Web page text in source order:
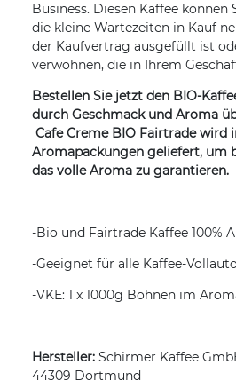
Business. Diesen Kaffee können
die kleine Wartezeiten in Kauf
der Kaufvertrag ausgefüllt ist
verwöhnen, die in Ihrem
Bestellen Sie jetzt den BIO-
durch Geschmack und Aroma
Cafe Creme BIO Fairtrade wird
Aromapackungen geliefert, um
das volle Aroma zu garantieren.
-Bio und Fairtrade Kaffee 100%
-Geeignet für alle Kaffee-
-VKE: 1 x 1000g Bohnen im
Hersteller: Schirmer Kaffee
44309 Dortmund